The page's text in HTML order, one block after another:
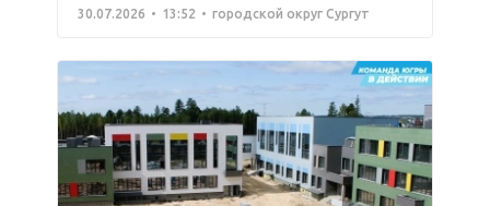
30.07.2026 13:52 городской округ Сургут